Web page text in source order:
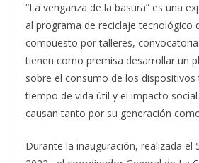
“La venganza de la basura” es una
al programa de reciclaje tecnológico
compuesto por talleres,
tienen como premisa desarrollar un
sobre el consumo de los
tiempo de vida útil y el impacto
causan tanto por su generación
Durante la inauguración, realizada el